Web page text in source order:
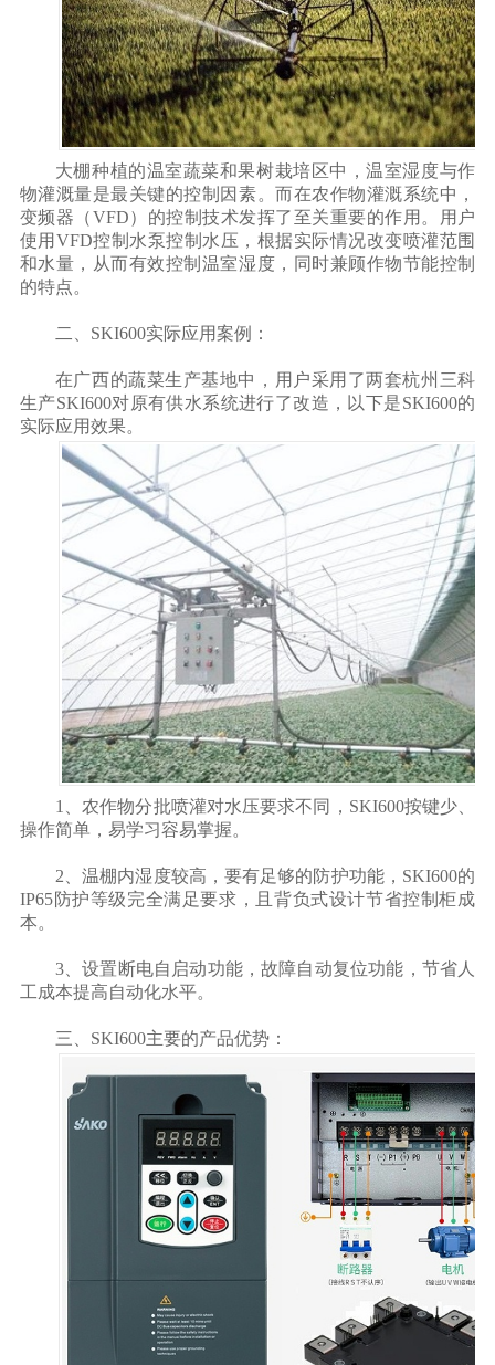
大棚种植的温室蔬菜和果树栽培区中，温室湿度与作
物灌溉量是最关键的控制因素。而在农作物灌溉系统中，
变频器（VFD）的控制技术发挥了至关重要的作用。用户
使用VFD控制水泵控制水压，根据实际情况改变喷灌范围
和水量，从而有效控制温室湿度，同时兼顾作物节能控制
的特点。
二、SKI600实际应用案例：
在广西的蔬菜生产基地中，用户采用了两套杭州三科
生产SKI600对原有供水系统进行了改造，以下是SKI600的
实际应用效果。
1、农作物分批喷灌对水压要求不同，SKI600按键少、
操作简单，易学习容易掌握。
2、温棚内湿度较高，要有足够的防护功能，SKI600的
IP65防护等级完全满足要求，且背负式设计节省控制柜成
本。
3、设置断电自启动功能，故障自动复位功能，节省人
工成本提高自动化水平。
三、SKI600主要的产品优势：